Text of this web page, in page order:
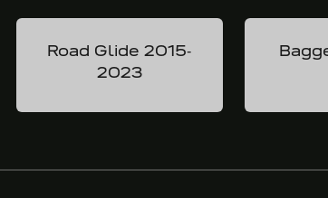
Road Glide 2015-
2023